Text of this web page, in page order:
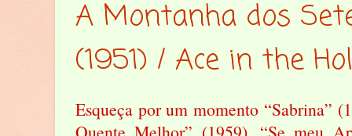
A Montanha dos
(1951) / Ace in the
Esqueça por um momento “Sabrina”